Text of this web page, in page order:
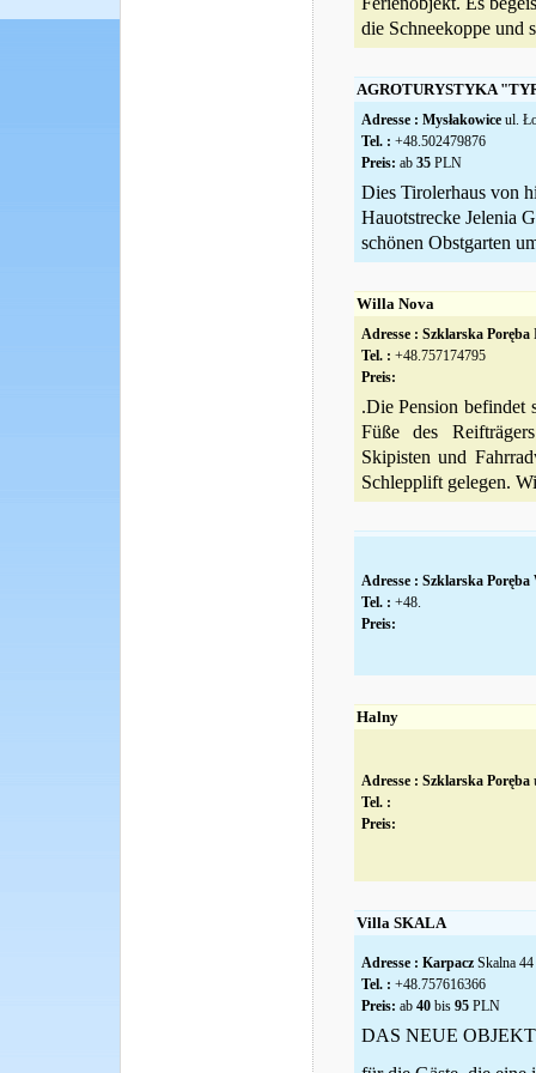
die Schneekoppe und
AGROTURYSTYKA
Adresse : Mysłakowiceul.
Tel. : +48.502479876
Preis: ab 35PLN
Dies Tirolerhaus von
Hauotstrecke Jelenia
schönen Obstgarten
Willa Nova
Adresse : Szklarska Poręba
Tel. : +48.757174795
Preis:
.Die Pension befindet
Füße des
Skipisten und
Schlepplift gelegen.
Adresse : Szklarska Poręba
Tel. : +48.
Preis:
Halny
Adresse : Szklarska Poręba
Tel. :
Preis:
Villa SKALA
Adresse : KarpaczSkalna 44
Tel. : +48.757616366
Preis: ab 40bis 95PLN
DAS NEUE